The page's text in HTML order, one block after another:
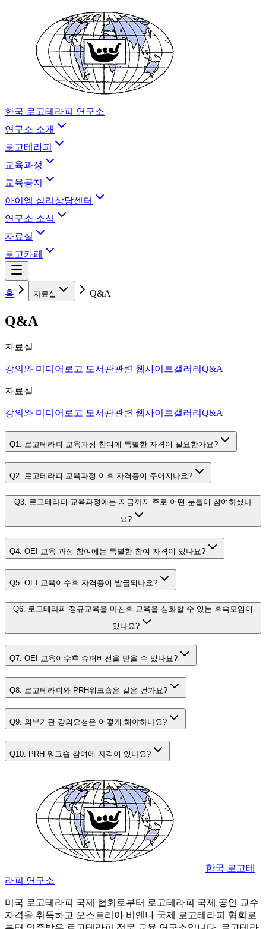
한국 로고테라피 연구소
연구소 소개
로고테라피
교육과정
교육공지
아이엠 심리상담센터
연구소 소식
자료실
로고카페
홈 자료실 Q&A
Q&A
자료실
강의와 미디어 로고 도서관관련 웹사이트갤러리 Q&A
자료실
강의와 미디어 로고 도서관관련 웹사이트갤러리 Q&A
Q1. 로고테라피 교육과정 참여에 특별한 자격이 필요한가요?
Q2. 로고테라피 교육과정 이후 자격증이 주어지나요?
Q3. 로고테라피 교육과정에는 지금까지 주로 어떤 분들이 참여하셨나
요?
Q4. OEI 교육 과정 참여에는 특별한 참여 자격이 있나요?
Q5. OEI 교육이수후 자격증이 발급되나요?
Q6. 로고테라피 정규교육을 마친후 교육을 심화할 수 있는 후속모임이
있나요?
Q7. OEI 교육이수후 슈퍼비전을 받을 수 있나요?
Q8. 로고테라피와 PRH워크숍은 같은 건가요?
Q9. 외부기관 강의요청은 어떻게 해야하나요?
Q10. PRH 워크숍 참여에 자격이 있나요?
한국 로고테
라피 연구소
미국 로고테라피 국제 협회로부터 로고테라피 국제 공인 교수
자격을 취득하고 오스트리아 비엔나 국제 로고테라피 협회로